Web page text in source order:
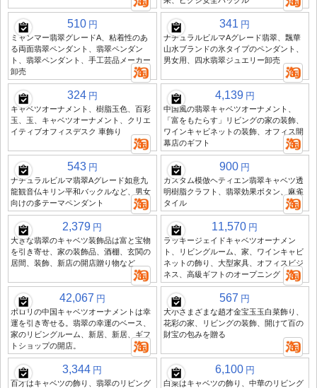
510 円
ミャンマー翡翠グレードA、粘着性のあ
る両面翡翠ペンダント、翡翠ペンダン
ト、翡翠ペンダント、手工芸品メーカー
卸売
341 円
ナチュラルビルマAグレード翡翠、飄華
山水ブランドの氷タイプのペンダント、
男女用、四水翡翠ジュエリー卸売
324 円
キャベツオーナメント、樹脂玉色、百彩
玉、玉、キャベツオーナメント、クリエ
イティブオフィスデスク 車飾り
4,139 円
中国風の翡翠キャベツオーナメント、
「富をもたらす」リビングの家の装飾、
ワインキャビネットの装飾、オフィス開
幕店のギフト
543 円
ナチュラルビルマ翡翠Aグレード如意九
龍観音仏キリン平和バックルなど、男女
向けの多テーマペンダント
900 円
カスタム模倣ヘティエン翡翠キャベツ透
明樹脂クラフト、翡翠効果ボタン、麻雀
タイル
2,379 円
大きな翡翠のキャベツ装飾品は富と宝物
を引き寄せ、家の装飾品、酒棚、玄関の
居間、装飾、新店の開店贈り物など
11,570 円
ラッキージェイドキャベツオーナメン
ト、リビングルーム、家、ワインキャビ
ネットの飾り、大型家具、オフィスビジ
ネス、高級ギフトのオープニング
42,067 円
ポロリの中国キャベツオーナメントは幸
運を引き寄せる。翡翠の幸運のベース、
家のリビングルーム、新居、新居、ギフ
トショップの開店。
567 円
大小さまざまな趙才金宝玉玉白菜飾り、
花彩の家、リビングの装飾、開けて百の
財宝の包みを贈る
3,344 円
百才はキャベツの飾り、翡翠のリビング
6,100 円
白菜はキャベツの飾り、中華のリビング